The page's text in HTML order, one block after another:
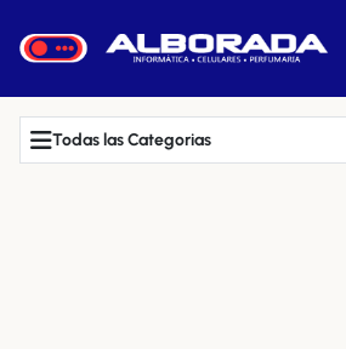
Todas las Categorias